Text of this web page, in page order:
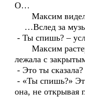
О…
Максим видел
…Вслед за
- Ты спишь? –
Максим
лежала с
- Это ты
- «Ты спишь?»
она, не открывая